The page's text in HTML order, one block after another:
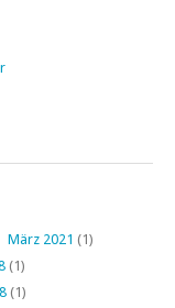
März 2021 (1)
(1)
(1)